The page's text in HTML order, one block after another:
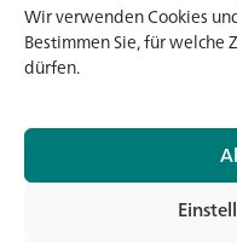
Wir verwenden Cookies
Bestimmen Sie, für
dürfen.
©